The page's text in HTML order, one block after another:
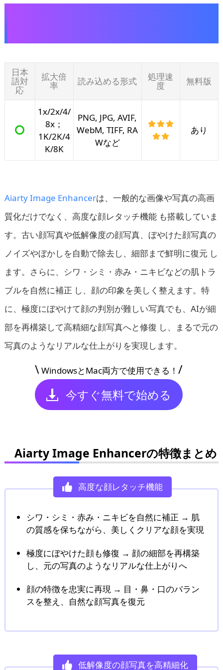
日本
語対
応
拡大倍
率 読み込める形式 処理速
度 無料版
1x/2x/4/
8x；
1K/2K/4
K/8K
PNG, JPG, AVIF,
WebM, TIFF, RA
Wなど
あり
Aiarty Image Enhancerは、一般的な画像や写真の高画
質化だけでなく、高度な顔レタッチ機能 も搭載していま
す。古い顔写真や低解像度の顔写真、ぼやけた顔写真の
ノイズやぼかしを自動で除去し、細部まで鮮明に復元 し
ます。さらに、シワ・シミ・赤み・ニキビなどの肌トラ
ブルを自然に補正 し、顔の印象を美しく整えます。特
に、極度にぼやけて顔の判別が難しい写真でも、AIが細
部を再構築して高精細な顔写真へと修復 し、まるで元の
写真のようなリアルな仕上がりを実現します。
\WindowsとMac両方で使用できる！/
今すぐ無料で始める
Aiarty Image Enhancerの特徴まとめ
高度な顔レタッチ機能
シワ・シミ・赤み・ニキビを自然に補正 → 肌
の質感を保ちながら、美しくクリアな顔を実現
極度にぼやけた顔も修復 → 顔の細部を再構築
し、元の写真のようなリアルな仕上がりへ
顔の特徴を忠実に再現 → 目・鼻・口のバラン
スを整え、自然な顔写真を復元
低解像度の顔写真を高精細化